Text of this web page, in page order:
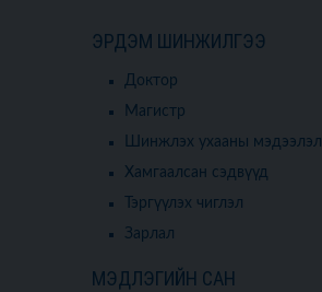
ЭРДЭМ ШИНЖИЛГЭЭ
Доктор
Магистр
Шинжлэх ухааны мэдээлэл
Хамгаалсан сэдвүүд
Тэргүүлэх чиглэл
Зарлал
МЭДЛЭГИЙН САН